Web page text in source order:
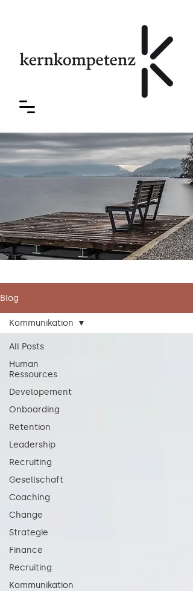
Blog
All Posts
Human
Ressources
Developement
Onboarding
Retention
Leadership
Recruiting
Gesellschaft
Coaching
Change
Strategie
Finance
Recruiting
Kommunikation
Kommunikation